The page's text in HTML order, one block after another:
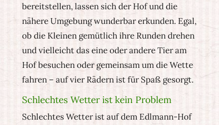
bereitstellen, lassen sich der Hof und die
nähere Umgebung wunderbar erkunden. Egal,
ob die Kleinen gemütlich ihre Runden drehen
und vielleicht das eine oder andere Tier am
Hof besuchen oder gemeinsam um die Wette
fahren – auf vier Rädern ist für Spaß gesorgt.
Schlechtes Wetter ist kein Problem
Schlechtes Wetter ist auf dem Edlmann-Hof